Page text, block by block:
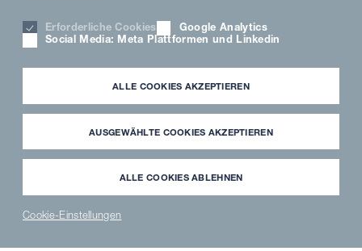
DATENSCHUTZERKLÄRUNG SOCIAL MEDIA
TERMS AND CONDITIONS
MATERIAL COMPLIANCE
Erforderliche Cookies
Google Analytics
Social Media: Meta Plattformen und Linkedin
ALLE COOKIES AKZEPTIEREN
AUSGEWÄHLTE COOKIES AKZEPTIEREN
ALLE COOKIES ABLEHNEN
Cookie-Einstellungen